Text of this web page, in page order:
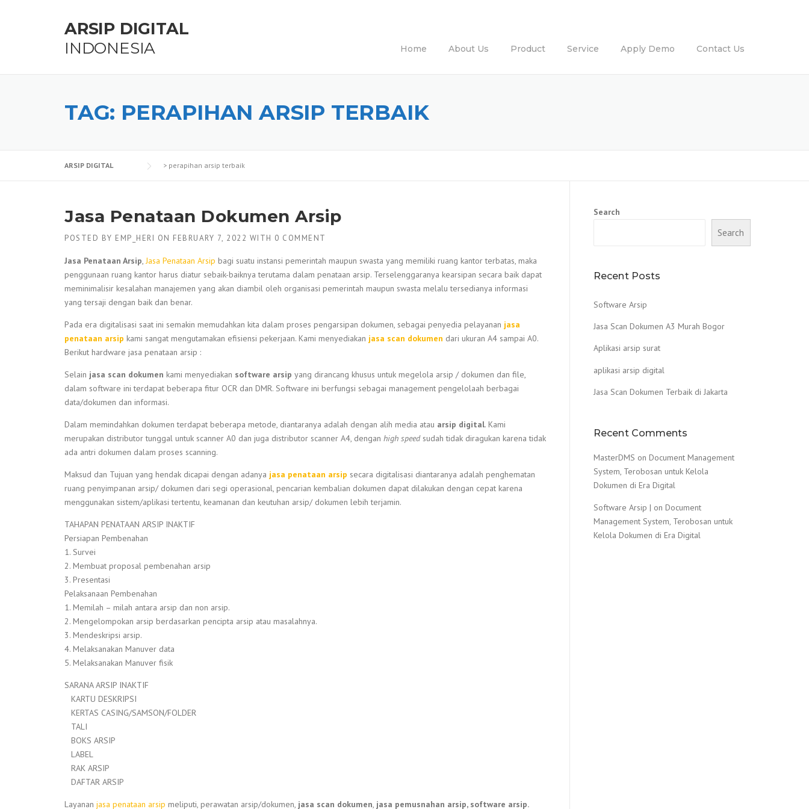
ARSIP DIGITAL
INDONESIA Home About Us Product Service Apply Demo Contact Us
TAG: PERAPIHAN ARSIP TERBAIK
ARSIP DIGITAL > perapihan arsip terbaik
Jasa Penataan Dokumen Arsip
POSTED BY EMP_HERI ON FEBRUARY 7, 2022 WITH 0 COMMENT
Jasa Penataan Arsip,Jasa Penataan Arsip bagi suatu instansi pemerintah maupun swasta yang memiliki ruang kantor terbatas, maka
penggunaan ruang kantor harus diatur sebaik-baiknya terutama dalam penataan arsip. Terselenggaranya kearsipan secara baik dapat
meminimalisir kesalahan manajemen yang akan diambil oleh organisasi pemerintah maupun swasta melalu tersedianya informasi
yang tersaji dengan baik dan benar.
Pada era digitalisasi saat ini semakin memudahkan kita dalam proses pengarsipan dokumen, sebagai penyedia pelayanan jasa
penataan arsip kami sangat mengutamakan efisiensi pekerjaan. Kami menyediakan jasa scan dokumen dari ukuran A4 sampai A0.
Berikut hardware jasa penataan arsip :
Selain jasa scan dokumen kami menyediakan software arsip yang dirancang khusus untuk megelola arsip / dokumen dan file,
dalam software ini terdapat beberapa fitur OCR dan DMR. Software ini berfungsi sebagai management pengelolaah berbagai
data/dokumen dan informasi.
Dalam memindahkan dokumen terdapat beberapa metode, diantaranya adalah dengan alih media atau arsip digital. Kami
merupakan distributor tunggal untuk scanner A0 dan juga distributor scanner A4, dengan high speedsudah tidak diragukan karena tidak
ada antri dokumen dalam proses scanning.
Maksud dan Tujuan yang hendak dicapai dengan adanya jasa penataan arsip secara digitalisasi diantaranya adalah penghematan
ruang penyimpanan arsip/ dokumen dari segi operasional, pencarian kembalian dokumen dapat dilakukan dengan cepat karena
menggunakan sistem/aplikasi tertentu, keamanan dan keutuhan arsip/ dokumen lebih terjamin.
TAHAPAN PENATAAN ARSIP INAKTIF
Persiapan Pembenahan
1. Survei
2. Membuat proposal pembenahan arsip
3. Presentasi
Pelaksanaan Pembenahan
1. Memilah – milah antara arsip dan non arsip.
2. Mengelompokan arsip berdasarkan pencipta arsip atau masalahnya.
3. Mendeskripsi arsip.
4. Melaksanakan Manuver data
5. Melaksanakan Manuver fisik
SARANA ARSIP INAKTIF
KARTU DESKRIPSI
KERTAS CASING/SAMSON/FOLDER
TALI
BOKS ARSIP
LABEL
RAK ARSIP
DAFTAR ARSIP
Layanan jasa penataan arsip meliputi, perawatan arsip/dokumen, jasa scan dokumen, jasa pemusnahan arsip, software arsip.
Search
Search
Recent Posts
Software Arsip
Jasa Scan Dokumen A3 Murah Bogor
Aplikasi arsip surat
aplikasi arsip digital
Jasa Scan Dokumen Terbaik di Jakarta
Recent Comments
MasterDMS on Document Management
System, Terobosan untuk Kelola
Dokumen di Era Digital
Software Arsip | on Document
Management System, Terobosan untuk
Kelola Dokumen di Era Digital